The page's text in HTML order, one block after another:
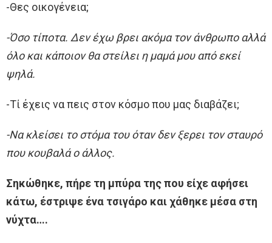
-Θες οικογένεια;
-Όσο τίποτα. Δεν έχω βρει ακόμα τον άνθρωπο αλλά
όλο και κάποιον θα στείλει η μαμά μου από εκεί
ψηλά.
-Τί έχεις να πεις στον κόσμο που μας διαβάζει;
-Να κλείσει το στόμα του όταν δεν ξερει τον σταυρό
που κουβαλά ο άλλος.
Σηκώθηκε, πήρε τη μπύρα της που είχε αφήσει
κάτω, έστριψε ένα τσιγάρο και χάθηκε μέσα στη
νύχτα….